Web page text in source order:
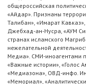
общероссийская
«Айдар». Признаны
Талибан», «Имарат
Джебхад-ан-Нусра, «АУМ
странах исламского
нежелательной
Медиа». СМИ-иноагентами
«Важные истории», «Голос
«Медиазона», ОВД-инфо.
«Мемориал»,